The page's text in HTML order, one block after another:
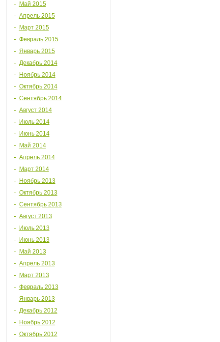
Май 2015
Апрель 2015
Март 2015
Февраль 2015
Январь 2015
Декабрь 2014
Ноябрь 2014
Октябрь 2014
Сентябрь 2014
Август 2014
Июль 2014
Июнь 2014
Май 2014
Апрель 2014
Март 2014
Ноябрь 2013
Октябрь 2013
Сентябрь 2013
Август 2013
Июль 2013
Июнь 2013
Май 2013
Апрель 2013
Март 2013
Февраль 2013
Январь 2013
Декабрь 2012
Ноябрь 2012
Октябрь 2012